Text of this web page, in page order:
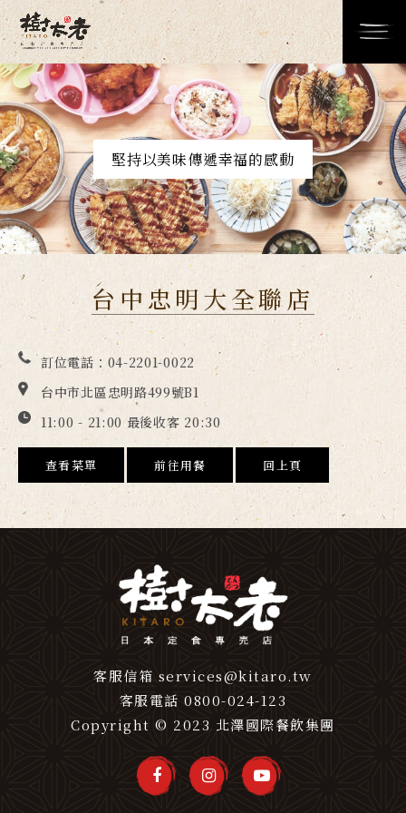
堅持以美味傳遞幸福的感動
台中忠明大全聯店
訂位電話： 04-2201-0022
台中市北區忠明路499號B1
11:00 - 21:00 最後收客 20:30
查看菜單 前往用餐 回上頁
客服信箱 services@kitaro.tw
客服電話0800-024-123
Copyright © 2023 北澤國際餐飲集團